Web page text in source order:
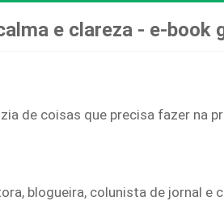
e clareza - e-book
de coisas que precisa fazer na
blogueira, colunista de jornal e